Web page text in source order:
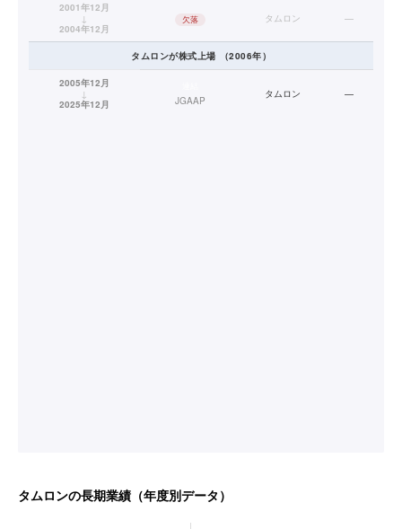
2001年12月
↓
2004年12月
欠落 タムロン —
タムロンが株式上場 （2006年）
2005年12月
↓
2025年12月
JGAAP
タムロン —
タムロンの長期業績（年度別データ）